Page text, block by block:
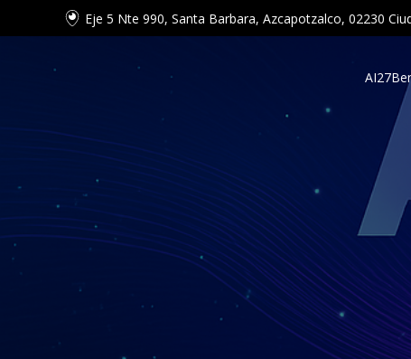
Eje 5 Nte 990, Santa Barbara, Azcapotzalco, 02230
AI27